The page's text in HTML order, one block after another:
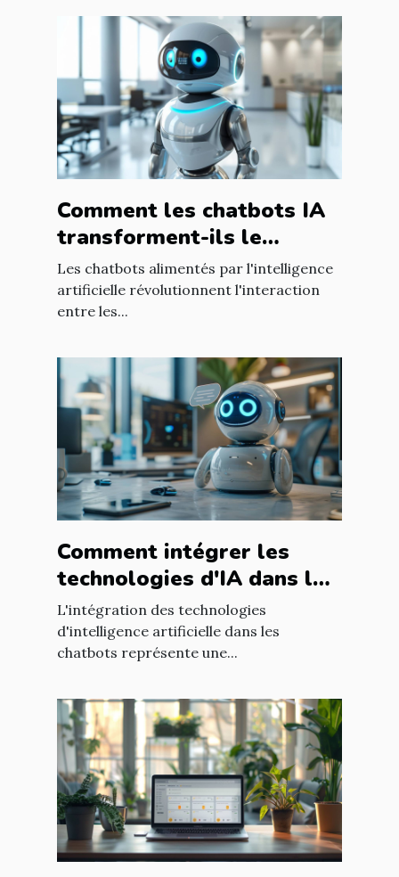
Comment les chatbots IA
transforment-ils le
service client moderne ?
Les chatbots alimentés par l'intelligence
artificielle révolutionnent l'interaction
entre les...
Comment intégrer les
technologies d'IA dans les
chatbots pour améliorer
l'engagement client
L'intégration des technologies
d'intelligence artificielle dans les
chatbots représente une...